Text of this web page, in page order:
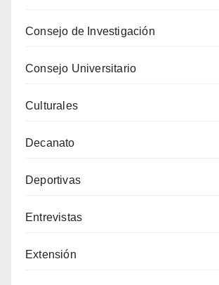
Consejo de Investigación
Consejo Universitario
Culturales
Decanato
Deportivas
Entrevistas
Extensión